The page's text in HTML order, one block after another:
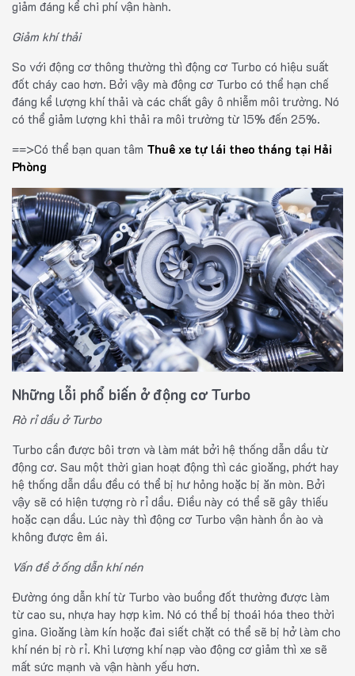
giảm đáng kể chi phí vận hành.
Giảm khí thải
So với động cơ thông thường thì động cơ Turbo có hiệu suất
đốt cháy cao hơn. Bởi vậy mà động cơ Turbo có thể hạn chế
đáng kể lượng khí thải và các chất gây ô nhiễm môi trường. Nó
có thể giảm lượng khi thải ra môi trường từ 15% đến 25%.
==>Có thể bạn quan tâm Thuê xe tự lái theo tháng tại Hải
Phòng
Những lỗi phổ biến ở động cơ Turbo
Rò rỉ dầu ở Turbo
Turbo cần được bôi trơn và làm mát bởi hệ thống dẫn dầu từ
động cơ. Sau một thời gian hoạt động thì các gioăng, phớt hay
hệ thống dẫn dầu đều có thể bị hư hỏng hoặc bị ăn mòn. Bởi
vậy sẽ có hiện tượng rò rỉ dầu. Điều này có thể sẽ gây thiếu
hoặc cạn dầu. Lúc này thì động cơ Turbo vận hành ồn ào và
không được êm ái.
Vấn đề ở ống dẫn khí nén
Đường óng dẫn khí từ Turbo vào buồng đốt thường được làm
từ cao su, nhựa hay hợp kim. Nó có thể bị thoái hóa theo thời
gina. Gioăng làm kín hoặc đai siết chặt có thể sẽ bị hở làm cho
khí nén bị rò rỉ. Khi lượng khí nạp vào động cơ giảm thì xe sẽ
mất sức mạnh và vận hành yếu hơn.